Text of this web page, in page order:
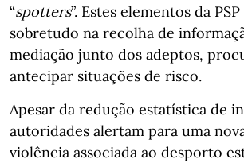
“spotters”. Estes elementos da
sobretudo na recolha de
mediação junto dos adeptos,
antecipar situações de risco.
Apesar da redução estatística de
autoridades alertam para uma
violência associada ao desporto